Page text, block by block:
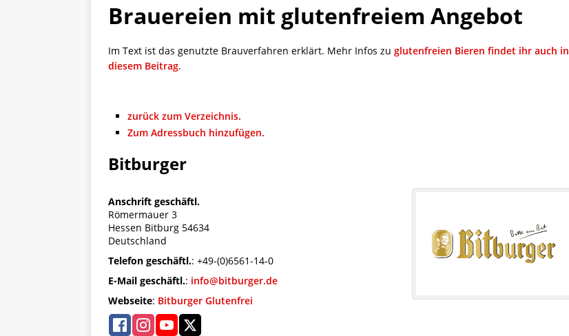
[ 5. April 2026 ]
Verpackungen bei glutenfreien Produkten – Spagat zwischen Sicherheit und
ALLGEMEIN
[ 15. Mai 2026 ] Katha backt glutenfrei – Das Familienbackbuch für Groß und Klein
Brauereien mit glutenfreiem Angebot
Im Text ist das genutzte Brauverfahren erklärt. Mehr Infos zu glutenfreien Bieren findet ihr auch in
diesem Beitrag.
zurück zum Verzeichnis.
Zum Adressbuch hinzufügen.
Bitburger
Anschrift geschäftl.
Römermauer 3
Hessen Bitburg 54634
Deutschland
Telefon geschäftl.: +49-(0)6561-14-0
E-Mail geschäftl.: info@bitburger.de
Webseite: Bitburger Glutenfrei